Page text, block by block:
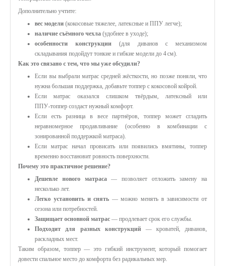
Дополнительно учтите:
вес модели (кокосовые тяжелее, латексные и ППУ легче);
наличие съёмного чехла (удобнее в уходе);
особенности конструкции (для диванов с механизмом
складывания подойдут тонкие и гибкие модели до 4 см).
Как это связано с тем, что мы уже обсудили?
Если вы выбрали матрас средней жёсткости, но позже поняли, что
нужна большая поддержка, добавьте топпер с кокосовой койрой.
Если матрас оказался слишком твёрдым, латексный или
ППУ‑топпер создаст нужный комфорт.
Если есть разница в весе партнёров, топпер может сгладить
неравномерное продавливание (особенно в комбинации с
зонированной поддержкой матраса).
Если матрас начал провисать или появились вмятины, топпер
временно восстановит ровность поверхности.
Почему это практичное решение?
Дешевле нового матраса— позволяет отложить замену на
несколько лет.
Легко установить и снять — можно менять в зависимости от
сезона или потребностей.
Защищает основной матрас — продлевает срок его службы.
Подходит для разных конструкций— кроватей, диванов,
раскладных мест.
Таким образом, топпер — это гибкий инструмент, который помогает
довести спальное место до комфорта без радикальных мер.